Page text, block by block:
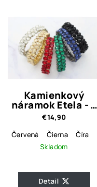
Kamienkový
náramok Etela - 6
farebné varianty
€14,90
Červená
Čierna
Číra
Skladom
Detail